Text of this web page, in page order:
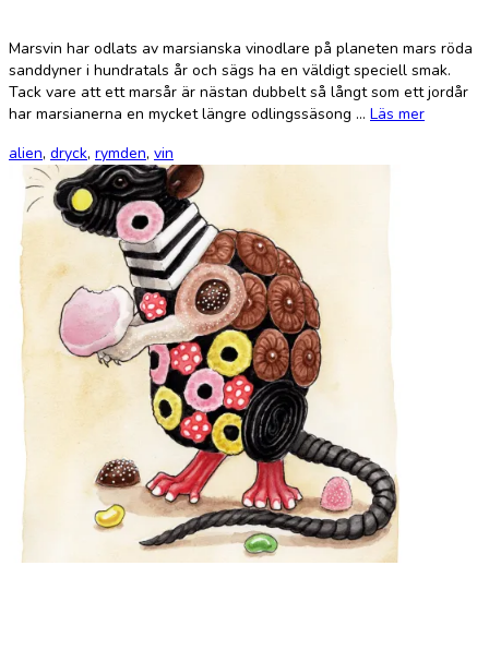
Marsvin har odlats av marsianska vinodlare på planeten mars röda
sanddyner i hundratals år och sägs ha en väldigt speciell smak.
Tack vare att ett marsår är nästan dubbelt så långt som ett jordår
har marsianerna en mycket längre odlingssäsong … Läs mer
alien, dryck, rymden, vin